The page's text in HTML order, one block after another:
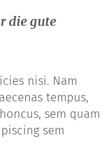
die gute
nisi. Nam
tempus,
sem quam
sem